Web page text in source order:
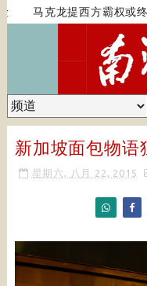
马克龙提西方霸权或
新加坡面包物语
星期六, 八月 22, 2015